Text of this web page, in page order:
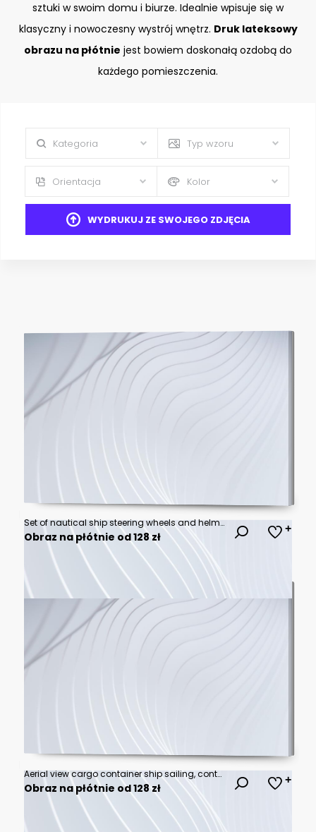
sztuki w swoim domu i biurze. Idealnie wpisuje się w
klasyczny i nowoczesny wystrój wnętrz. Druk lateksowy
obrazu na płótnie jest bowiem doskonałą ozdobą do
każdego pomieszczenia.
Kategoria Typ wzoru
Orientacja Kolor
WYDRUKUJ ZE SWOJEGO ZDJĘCIA
Set of nautical ship steering wheels and helm designs in various styles and configurations for maritime and boating equipment as black and white vector illustrations
Obraz na płótnie od 128 zł
Aerial view cargo container ship sailing, container cargo ship in import export and business logistic and transportation of international by container ship, view from above business background.
Obraz na płótnie od 128 zł